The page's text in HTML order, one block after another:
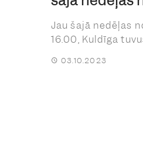
Jau šajā nedēļas
16.00, Kuldīga
03.10.2023